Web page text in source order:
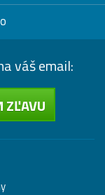
váš email:
ZĽAVU